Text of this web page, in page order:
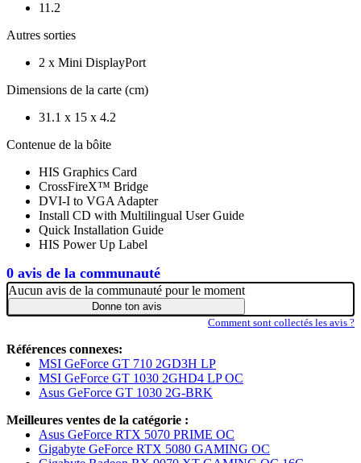
0 avis de la communauté
11.2
Autres sorties
2 x Mini DisplayPort
Dimensions de la carte (cm)
31.1 x 15 x 4.2
Contenue de la bôite
HIS Graphics Card
CrossFireX™ Bridge
DVI-I to VGA Adapter
Install CD with Multilingual User Guide
Quick Installation Guide
HIS Power Up Label
Aucun avis de la communauté pour le moment
Donne ton avis
Comment sont collectés les avis ?
Références connexes:
MSI GeForce GT 710 2GD3H LP
MSI GeForce GT 1030 2GHD4 LP OC
Asus GeForce GT 1030 2G-BRK
Meilleures ventes de la catégorie :
Asus GeForce RTX 5070 PRIME OC
Gigabyte GeForce RTX 5080 GAMING OC